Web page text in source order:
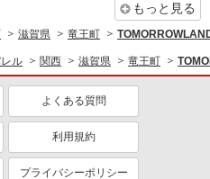
もっと見る
滋賀県 竜王町
ル 関西 滋賀県 竜王町
よくある質問
利用規約
プライバシーポリシー